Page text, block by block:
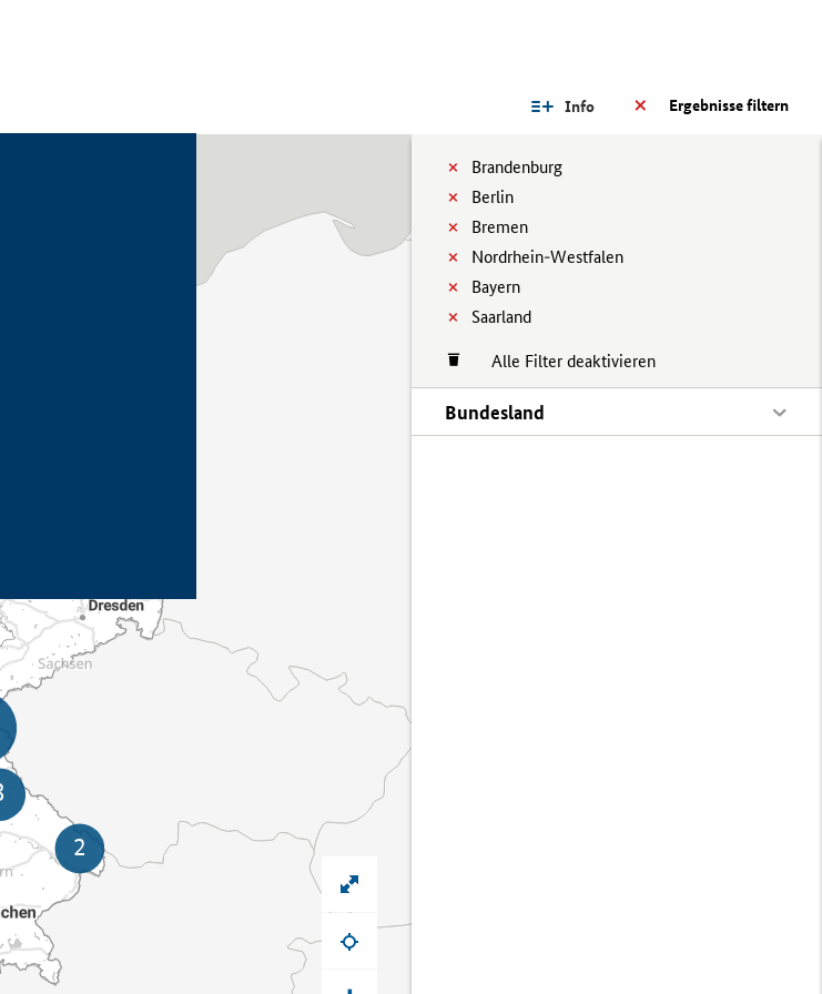
Ergebnisse filtern
Info
Brandenburg
Berlin
Bremen
Nordrhein-Westfalen
Bayern
Saarland
Alle Filter deaktivieren
Bundesland